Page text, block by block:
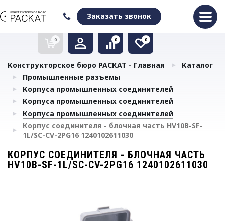
Заказать звонок
0
Очистить список сравнения
0
Очистить избранное
0
Конструкторское бюро РАСКАТ - Главная
Каталог
Промышленные разъемы
Корпуса промышленных соединителей
Корпуса промышленных соединителей
Корпуса промышленных соединителей
Корпус соединителя - блочная часть HV10B-SF-
1L/SC-CV-2PG16 1240102611030
КОРПУС СОЕДИНИТЕЛЯ - БЛОЧНАЯ ЧАСТЬ
HV10B-SF-1L/SC-CV-2PG16 1240102611030